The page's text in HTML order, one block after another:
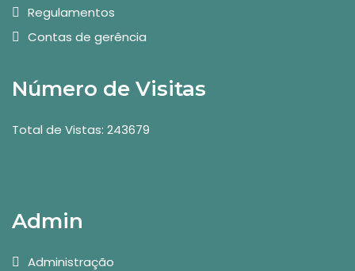
Regulamentos
Contas de gerência
Número de Visitas
Total de Vistas: 243679
Admin
Administração